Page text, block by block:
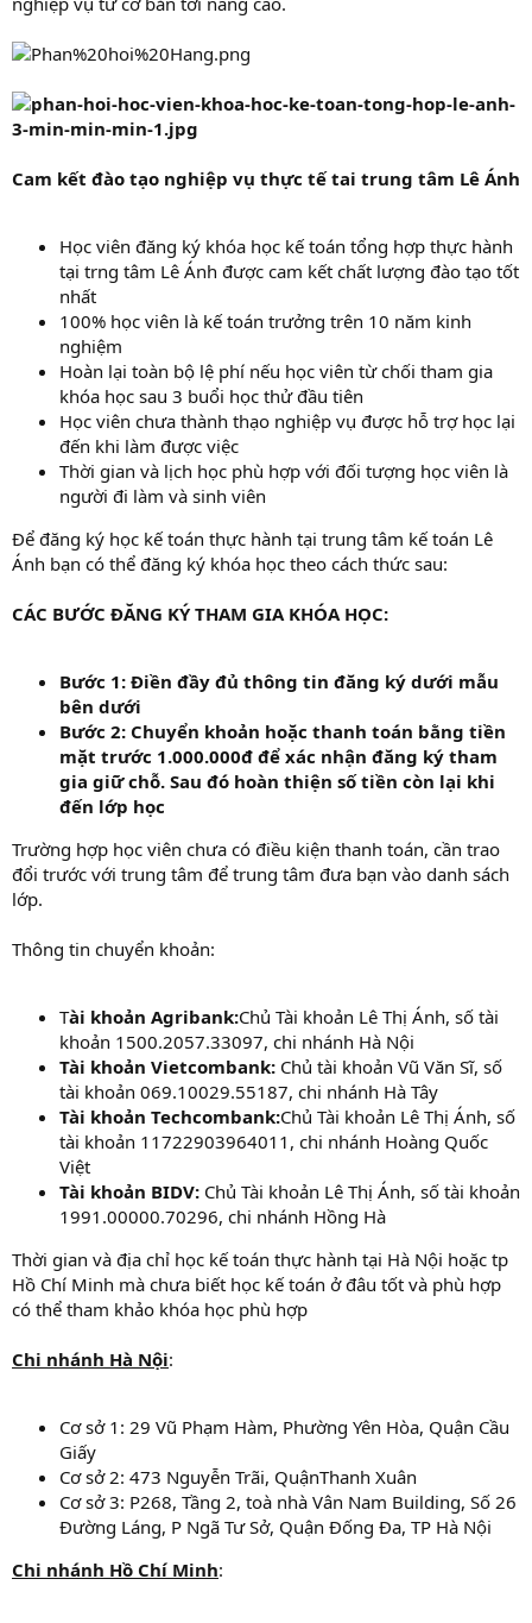
Cam kết đào tạo nghiệp vụ thực tế tai trung tâm Lê Ánh
Học viên đăng ký khóa học kế toán tổng hợp thực hành
tại trng tâm Lê Ánh được cam kết chất lượng đào tạo tốt
nhất
100% học viên là kế toán trưởng trên 10 năm kinh
nghiệm
Hoàn lại toàn bộ lệ phí nếu học viên từ chối tham gia
khóa học sau 3 buổi học thử đầu tiên
Học viên chưa thành thạo nghiệp vụ được hỗ trợ học lại
đến khi làm được việc
Thời gian và lịch học phù hợp với đối tượng học viên là
người đi làm và sinh viên
Để đăng ký học kế toán thực hành tại trung tâm kế toán Lê
Ánh bạn có thể đăng ký khóa học theo cách thức sau:
CÁC BƯỚC ĐĂNG KÝ THAM GIA KHÓA HỌC:
Bước 1: Điền đầy đủ thông tin đăng ký dưới mẫu
bên dưới
Bước 2: Chuyển khoản hoặc thanh toán bằng tiền
mặt trước 1.000.000đ để xác nhận đăng ký tham
gia giữ chỗ. Sau đó hoàn thiện số tiền còn lại khi
đến lớp học
Trường hợp học viên chưa có điều kiện thanh toán, cần trao
đổi trước với trung tâm để trung tâm đưa bạn vào danh sách
lớp.
Thông tin chuyển khoản:
Tài khoản Agribank:Chủ Tài khoản Lê Thị Ánh, số tài
khoản 1500.2057.33097, chi nhánh Hà Nội
Tài khoản Vietcombank: Chủ tài khoản Vũ Văn Sĩ, số
tài khoản 069.10029.55187, chi nhánh Hà Tây
Tài khoản Techcombank:Chủ Tài khoản Lê Thị Ánh, số
tài khoản 11722903964011, chi nhánh Hoàng Quốc
Việt
Tài khoản BIDV: Chủ Tài khoản Lê Thị Ánh, số tài khoản
1991.00000.70296, chi nhánh Hồng Hà
Thời gian và địa chỉ học kế toán thực hành tại Hà Nội hoặc tp
Hồ Chí Minh mà chưa biết học kế toán ở đâu tốt và phù hợp
có thể tham khảo khóa học phù hợp
Chi nhánh Hà Nội:
Cơ sở 1: 29 Vũ Phạm Hàm, Phường Yên Hòa, Quận Cầu
Giấy
Cơ sở 2: 473 Nguyễn Trãi, QuậnThanh Xuân
Cơ sở 3: P268, Tầng 2, toà nhà Vân Nam Building, Số 26
Đường Láng, P Ngã Tư Sở, Quận Đống Đa, TP Hà Nội
Chi nhánh Hồ Chí Minh: